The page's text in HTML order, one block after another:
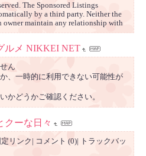
The Sponsored Listings
by a third party. Neither the
owner maintain any relationship with
ルメ NIKKEI NET
ん
、一時的に利用できない可能性が
かどうかご確認ください。
クーな日々
リンク| コメント (0)| トラックバッ